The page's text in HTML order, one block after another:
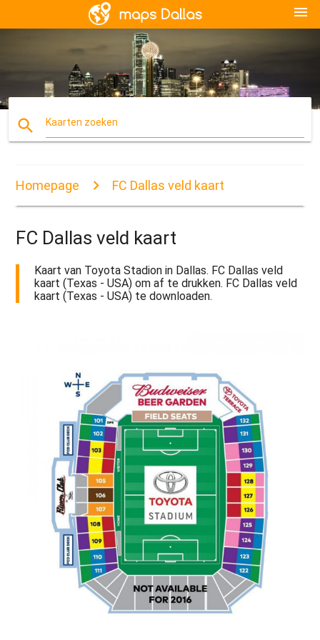
menu
search Kaarten zoeken
Homepage FC Dallas veld kaart
FC Dallas veld kaart
Kaart van Toyota Stadion in Dallas. FC Dallas veld
kaart (Texas - USA) om af te drukken. FC Dallas veld
kaart (Texas - USA) te downloaden.